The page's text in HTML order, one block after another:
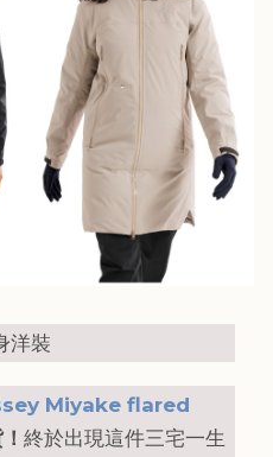
洋裝
Miyake flared
終於出現這件三宅一生